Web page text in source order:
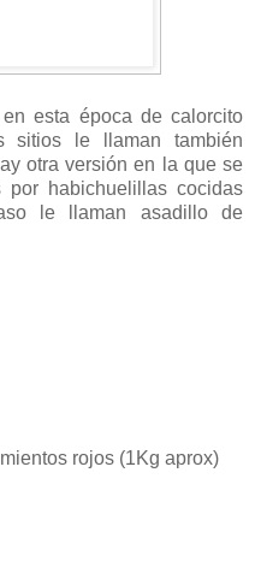
esta época de calorcito
sitios le llaman también
otra versión en la que se
por habichuelillas cocidas
le llaman asadillo de
rojos (1Kg aprox)